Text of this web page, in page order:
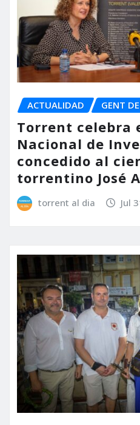
ACTUALIDAD GENT
Torrent celebra
Nacional de
concedido al
torrentino José
torrent al dia Jul